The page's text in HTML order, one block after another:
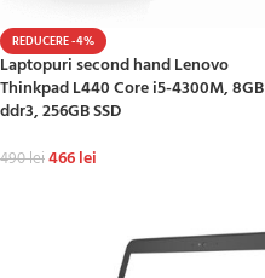
REDUCERE -4%
Laptopuri second hand Lenovo
Thinkpad L440 Core i5-4300M, 8GB
ddr3, 256GB SSD
490lei466lei